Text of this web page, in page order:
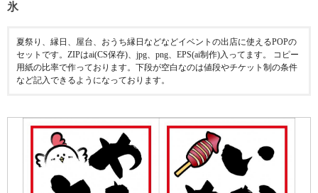
氷
夏祭り、縁日、屋台、おうち縁日などなどイベントの出店に使えるPOPの
セットです。ZIPはai(CS保存)、jpg、png、EPS(ai制作)入ってます。 コピー
用紙の比率で作っております。下段が空白なのは値段やチケット制の条件
など記入できるようになっております。